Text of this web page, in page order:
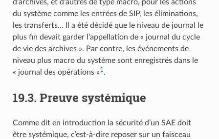
d’archives, et d’autres de type macro, pour les actions
du système comme les entrées de SIP, les éliminations,
les transferts… Il a été décidé que le niveau de journal le
plus fin devait garder l’appellation de « journal du cycle
de vie des archives ». Par contre, les événements de
niveau plus macro du système sont enregistrés dans le
« journal des opérations »1.
19.3. Preuve systémique
Comme dit en introduction la sécurité d’un SAE doit
être systémique, c’est-à-dire reposer sur un faisceau